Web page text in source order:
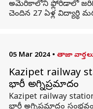
అమెరికాలోని ఫ్లోరిడాలో
చెందిన 27 ఏళ్ల విద్యార్థి
05 Mar 2024 • తాజా
Kazipet railway
భారీ అగ్నిప్రమాదం
Kazipet railway